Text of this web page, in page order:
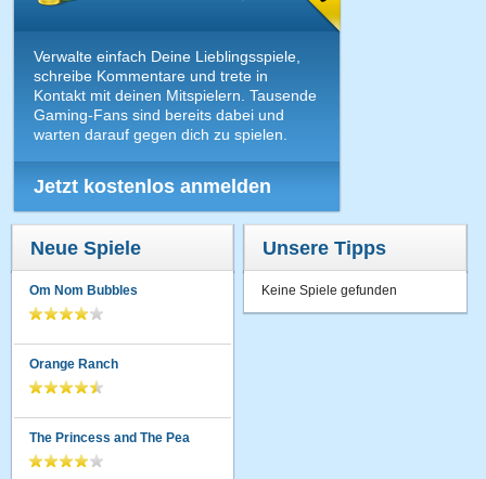
Verwalte einfach Deine Lieblingsspiele,
schreibe Kommentare und trete in
Kontakt mit deinen Mitspielern. Tausende
Gaming-Fans sind bereits dabei und
warten darauf gegen dich zu spielen.
Jetzt kostenlos anmelden
Neue Spiele
Om Nom Bubbles
Orange Ranch
The Princess and The Pea
Unsere Tipps
Keine Spiele gefunden